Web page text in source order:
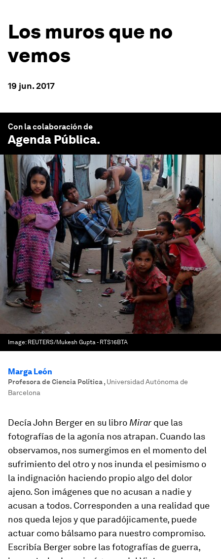
Los muros que no
vemos
19 jun. 2017
Con la colaboración de
Agenda Pública.
Image: REUTERS/Mukesh Gupta - RTS16BTA
Marga León
Profesora de Ciencia Política, Universidad Autónoma de
Barcelona
Decía John Berger en su libro Mirarque las
fotografías de la agonía nos atrapan. Cuando las
observamos, nos sumergimos en el momento del
sufrimiento del otro y nos inunda el pesimismo o
la indignación haciendo propio algo del dolor
ajeno. Son imágenes que no acusan a nadie y
acusan a todos. Corresponden a una realidad que
nos queda lejos y que paradójicamente, puede
actuar como bálsamo para nuestro compromiso.
Escribía Berger sobre las fotografías de guerra,